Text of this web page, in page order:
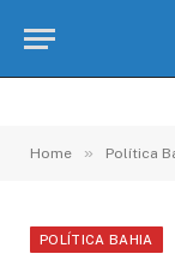
Home » Política
POLÍTICA BAHIA